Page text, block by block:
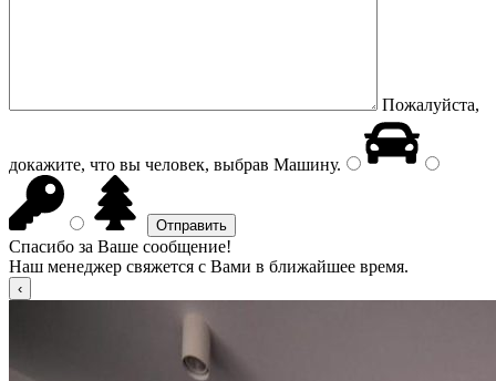
Пожалуйста,
докажите, что вы человек, выбрав Машину.
Спасибо за Ваше сообщение!
Наш менеджер свяжется с Вами в ближайшее время.